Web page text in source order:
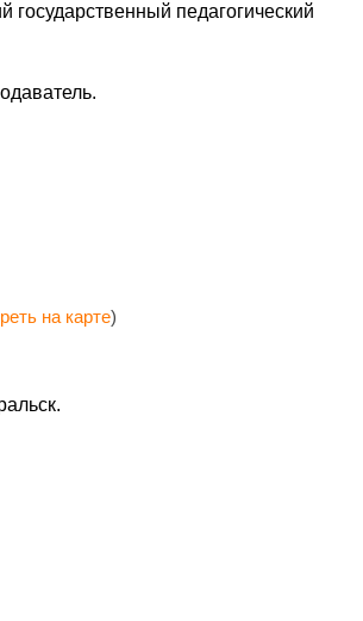
государственный педагогический
на карте)